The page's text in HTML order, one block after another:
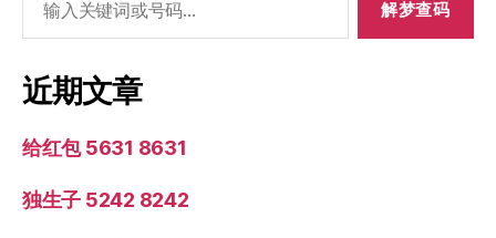
索：
近期文章
给红包 5631 8631
独生子 5242 8242